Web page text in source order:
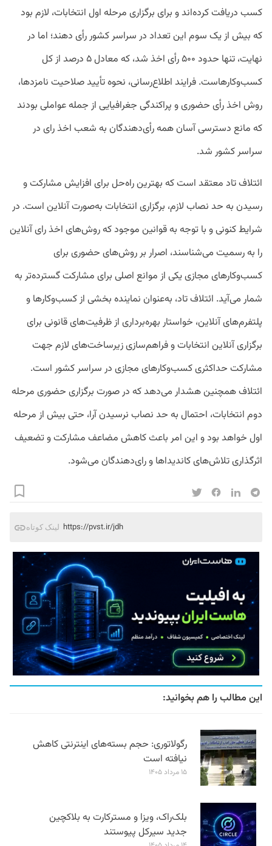
کسب دریافت کرده‌اند و برای برگزاری مرحله اول انتخابات، لازم بود
که بیش از یک سوم این تعداد در سراسر کشور رأی دهند؛ اما در
نهایت، تنها حدود ۵۰۰ رأی اخذ شد، که معادل ۵ درصد از کل
کسب‌وکارهاست. فرایند اطلاع‌رسانی، نحوه تأیید صلاحیت نامزدها،
روش اخذ رأی حضوری و پراکندگی جغرافیایی از جمله عواملی بودند
که مانع دسترسی آسان همه رأی‌دهندگان به شعب اخذ رای در
سراسر کشور شد.
ائتلاف تاد معتقد است که بهترین راه‌حل برای افزایش مشارکت و
رسیدن به حد نصاب لازم، برگزاری انتخابات به‌صورت آنلاین است. در
شرایط کنونی و با توجه به قوانین موجود که روش‌های اخذ رای آنلاین
را به رسمیت می‌شناسند، اصرار بر روش‌های حضوری برای
کسب‌وکارهای مجازی یکی از موانع اصلی برای مشارکت گسترده‌تر به
شمار می‌آید. ائتلاف تاد، به‌عنوان نماینده بخشی از کسب‌وکارها و
پلتفرم‌های آنلاین، خواستار بهره‌برداری از ظرفیت‌های قانونی برای
برگزاری آنلاین انتخابات و فراهم‌سازی زیرساخت‌های لازم جهت
مشارکت حداکثری کسب‌وکارهای مجازی در سراسر کشور است.
ائتلاف همچنین هشدار می‌دهد که در صورت برگزاری حضوری مرحله
دوم انتخابات، احتمال به حد نصاب نرسیدن آرا، حتی بیش از مرحله
اول خواهد بود و این امر باعث کاهش مضاعف مشارکت و تضعیف
اثرگذاری تلاش‌های کاندیداها و رای‌دهندگان می‌شود.
لینک کوتاه https://pvst.ir/jdh
این مطالب را هم بخوانید:
رگولاتوری: حجم بسته‌های اینترنتی کاهش
نیافته است
۱۵ مرداد ۱۴۰۵
بلک‌راک، ویزا و مسترکارت به بلاکچین
جدید سیرکل پیوستند